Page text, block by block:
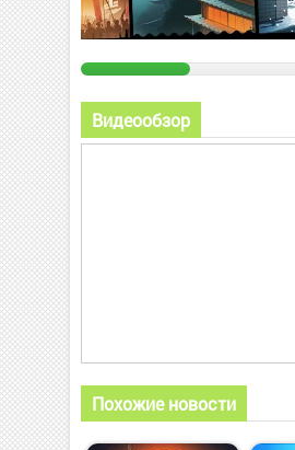
Видеообзор
Похожие новости